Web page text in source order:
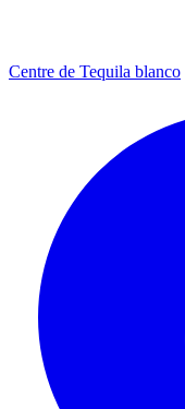
Centre de Tequila blanco